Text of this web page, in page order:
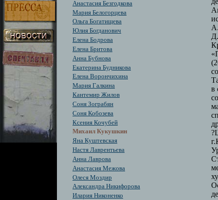
Анастасия Безгодкова
Мария Белогорцева
Ольга Богатищева
Юлия Богданович
Елена Бодрова
Елена Бритова
Анна Бубнова
Екатерина Будникова
Елена Ворончихина
Мария Галкина
Кантемир Жилов
Соня Зограбян
Cоня Кобозева
Ксения Кочубей
Михаил Кукушкин
Яна Куштевская
Настя Лаврентьева
Анна Лаврова
Анастасия Межова
Олеся Моздир
Александра Никифорова
Илария Никоненко
в